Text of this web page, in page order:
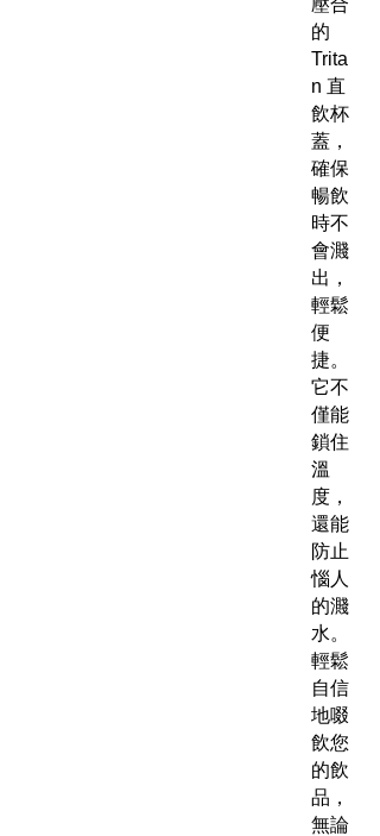
的
Trita
n 直
飲杯
蓋，
確保
暢飲
時不
會濺
出，
輕鬆
便
捷。
它不
僅能
鎖住
溫
度，
還能
防止
惱人
的濺
水。
輕鬆
自信
地啜
飲您
的飲
品，
無論